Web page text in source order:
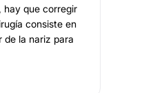
hay que corregir
consiste en
de la nariz para
los
La